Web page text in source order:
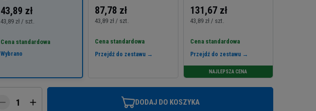
43,89 zł
43,89 zł / szt.
Cena standardowa
Wybrano
87,78 zł
43,89 zł / szt.
Cena standardowa
Przejdź do zestawu →
NAJLEPSZA CENA
131,67 zł
43,89 zł / szt.
Cena standardowa
Przejdź do zestawu →
DODAJ DO KOSZYKA